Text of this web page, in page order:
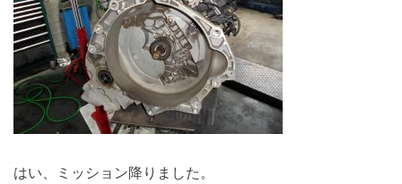
はい、ミッション降りました。